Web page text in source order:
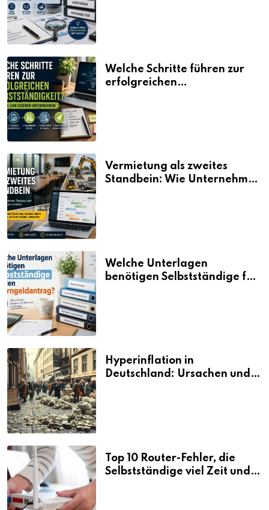
Welche Schritte führen zur
erfolgreichen
Vermietung als zweites
Standbein: Wie Unternehmen
Welche Unterlagen
benötigen Selbstständige für
Hyperinflation in
Deutschland: Ursachen und
Top 10 Router-Fehler, die
Selbstständige viel Zeit und